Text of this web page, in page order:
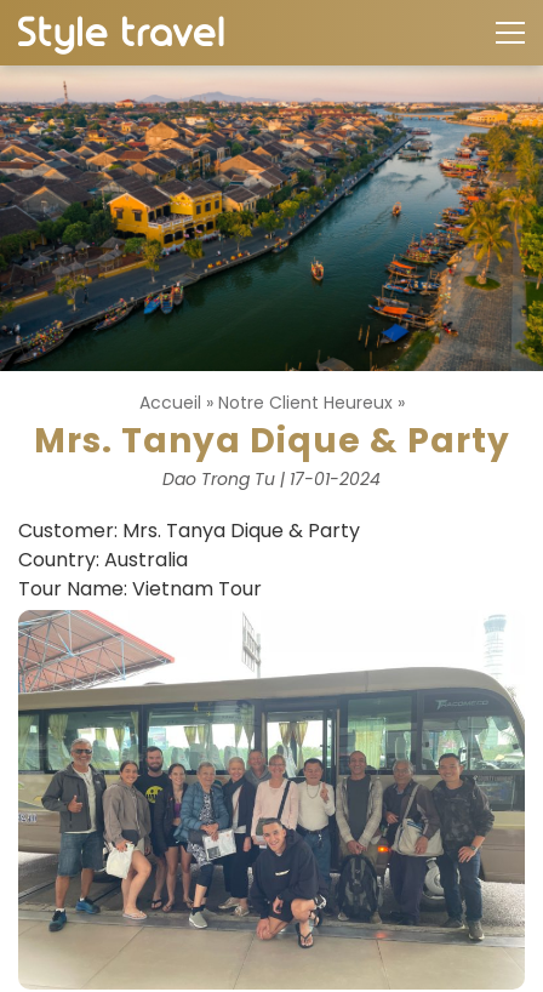
Accueil » Notre Client Heureux»
Mrs. Tanya Dique & Party
Dao Trong Tu | 17-01-2024
Customer: Mrs. Tanya Dique & Party
Country: Australia
Tour Name: Vietnam Tour